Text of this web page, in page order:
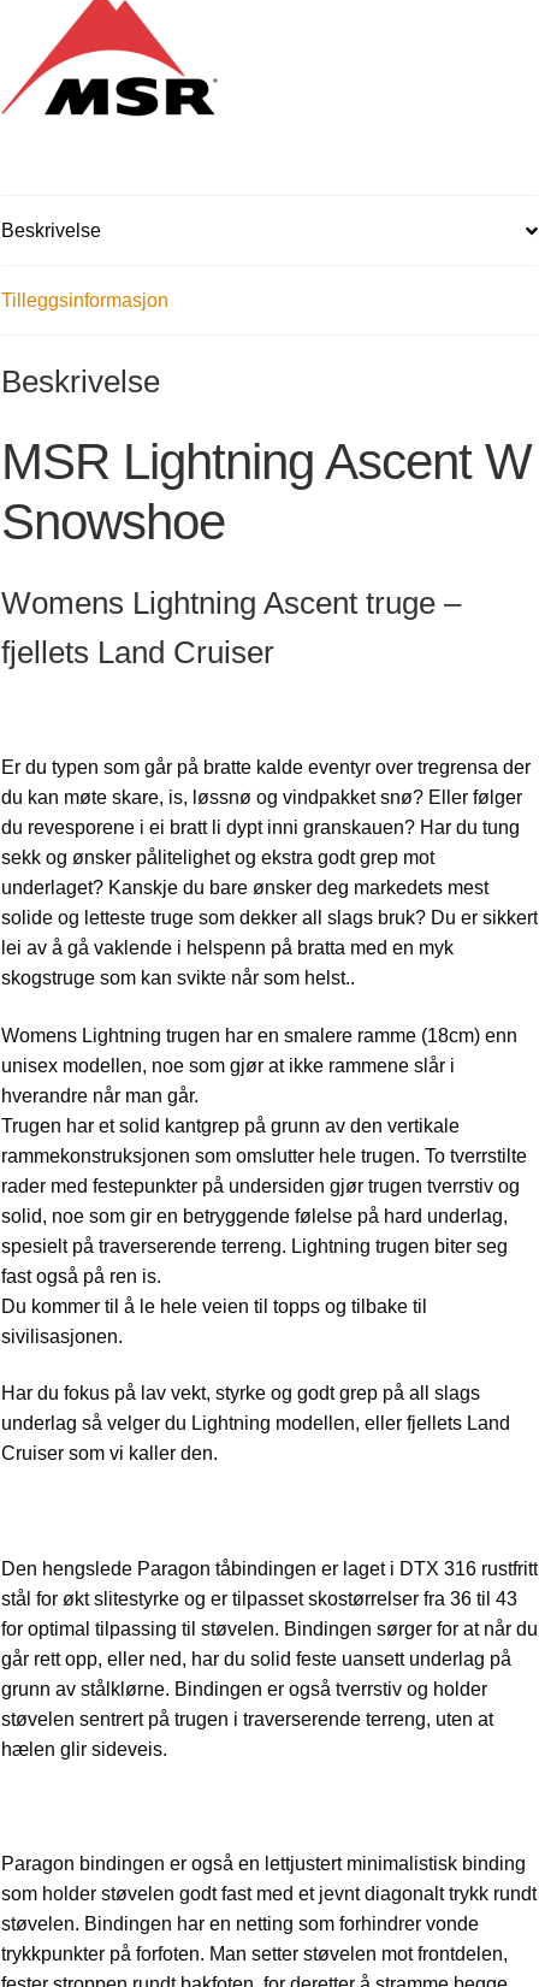
Beskrivelse
Tilleggsinformasjon
Beskrivelse
MSR Lightning Ascent W
Snowshoe
Womens Lightning Ascent truge –
fjellets Land Cruiser
Er du typen som går på bratte kalde eventyr over tregrensa der
du kan møte skare, is, løssnø og vindpakket snø? Eller følger
du revesporene i ei bratt li dypt inni granskauen? Har du tung
sekk og ønsker pålitelighet og ekstra godt grep mot
underlaget? Kanskje du bare ønsker deg markedets mest
solide og letteste truge som dekker all slags bruk? Du er sikkert
lei av å gå vaklende i helspenn på bratta med en myk
skogstruge som kan svikte når som helst..
Womens Lightning trugen har en smalere ramme (18cm) enn
unisex modellen, noe som gjør at ikke rammene slår i
hverandre når man går.
Trugen har et solid kantgrep på grunn av den vertikale
rammekonstruksjonen som omslutter hele trugen. To tverrstilte
rader med festepunkter på undersiden gjør trugen tverrstiv og
solid, noe som gir en betryggende følelse på hard underlag,
spesielt på traverserende terreng. Lightning trugen biter seg
fast også på ren is.
Du kommer til å le hele veien til topps og tilbake til
sivilisasjonen.
Har du fokus på lav vekt, styrke og godt grep på all slags
underlag så velger du Lightning modellen, eller fjellets Land
Cruiser som vi kaller den.
Den hengslede Paragon tåbindingen er laget i DTX 316 rustfritt
stål for økt slitestyrke og er tilpasset skostørrelser fra 36 til 43
for optimal tilpassing til støvelen. Bindingen sørger for at når du
går rett opp, eller ned, har du solid feste uansett underlag på
grunn av stålklørne. Bindingen er også tverrstiv og holder
støvelen sentrert på trugen i traverserende terreng, uten at
hælen glir sideveis.
Paragon bindingen er også en lettjustert minimalistisk binding
som holder støvelen godt fast med et jevnt diagonalt trykk rundt
støvelen. Bindingen har en netting som forhindrer vonde
trykkpunkter på forfoten. Man setter støvelen mot frontdelen,